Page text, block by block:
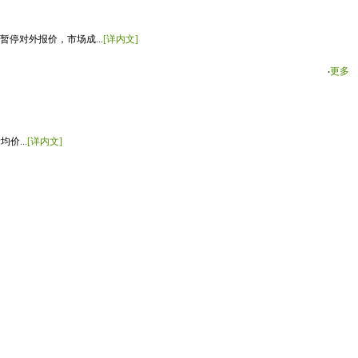
停对外报价，市场成...[详内文]
‧更多
价... [详内文]